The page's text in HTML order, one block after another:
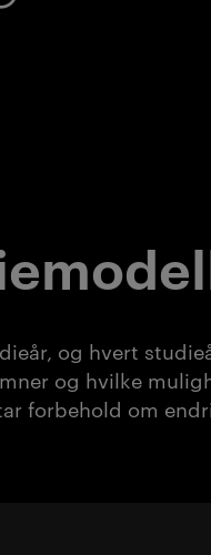
og hvert
og hvilke
forbehold om